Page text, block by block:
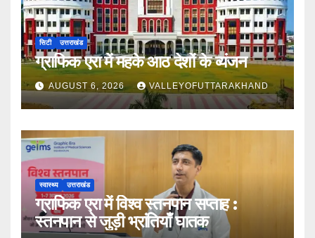
सिटी उत्तराखंड
ग्राफिक एरा में महके आठ देशों के व्यंजन
AUGUST 6, 2026 VALLEYOFUTTARAKHAND
स्वास्थ्य उत्तराखंड
ग्राफिक एरा में विश्व स्तनपान सप्ताह :
स्तनपान से जुड़ी भ्रांतियाँ घातक